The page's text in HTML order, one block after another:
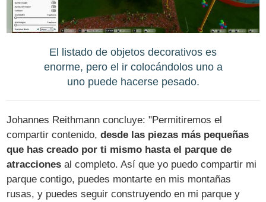
El listado de objetos decorativos es
enorme, pero el ir colocándolos uno a
uno puede hacerse pesado.
Johannes Reithmann concluye: "Permitiremos el
compartir contenido,desde las piezas más pequeñas
que has creado por ti mismo hasta el parque de
atracciones al completo. Así que yo puedo compartir mi
parque contigo, puedes montarte en mis montañas
rusas, y puedes seguir construyendo en mi parque y